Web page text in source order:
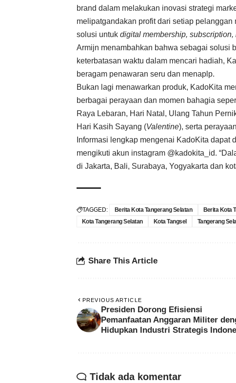
brand dalam melakukan inovasi strategi
melipatgandakan profit dari setiap pelanggan
solusi untuk digital membership, subscription,
Armijn menambahkan bahwa sebagai solusi
keterbatasan waktu dalam mencari hadiah,
beragam penawaran seru dan menaplp.
Bukan lagi menawarkan produk, KadoKita
berbagai perayaan dan momen bahagia
Raya Lebaran, Hari Natal, Ulang Tahun
Hari Kasih Sayang (Valentine), serta
Informasi lengkap mengenai KadoKita dapat
mengikuti akun instagram @kadokita_id.
di Jakarta, Bali, Surabaya, Yogyakarta dan
TAGGED: Berita Kota Tangerang Selatan Berita Kota
Kota Tangerang Selatan
Kota Tangsel Tangerang
Share This Article
PREVIOUS ARTICLE
Presiden Dorong Efisiensi
Pemanfaatan Anggaran Militer
Hidupkan Industri Strategis
Tidak ada komentar